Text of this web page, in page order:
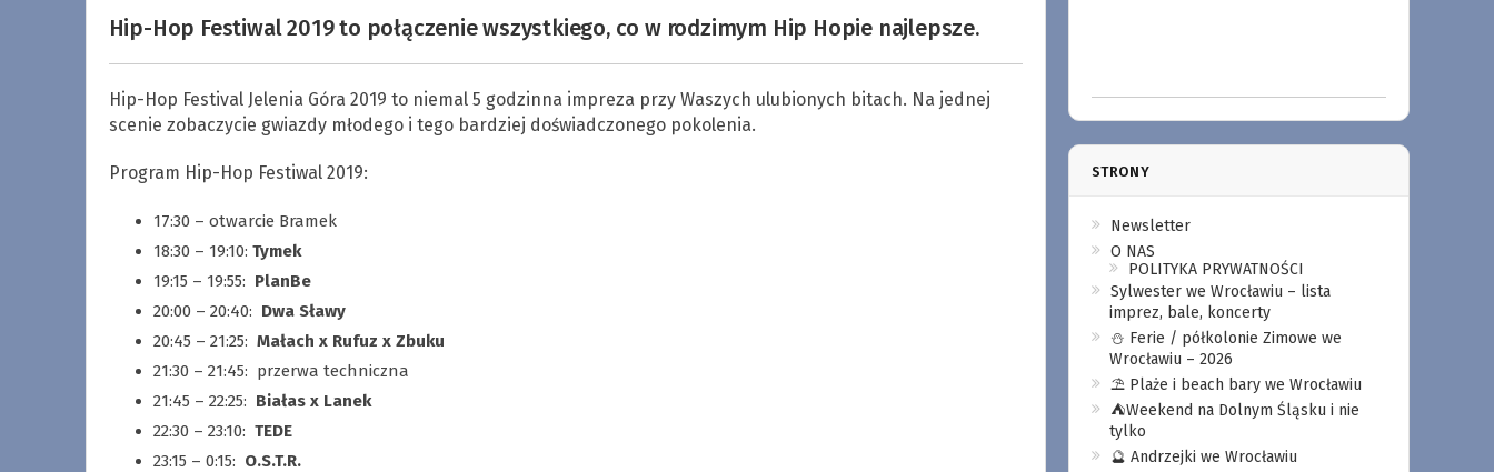
Hip-Hop Festiwal 2019 to połączenie wszystkiego, co w rodzimym Hip Hopie najlepsze.
Hip-Hop Festival Jelenia Góra 2019 to niemal 5 godzinna impreza przy Waszych ulubionych bitach. Na jednej
scenie zobaczycie gwiazdy młodego i tego bardziej doświadczonego pokolenia.
Program Hip-Hop Festiwal 2019:
17:30 – otwarcie Bramek
18:30 – 19:10: Tymek
19:15 – 19:55: PlanBe
20:00 – 20:40: Dwa Sławy
20:45 – 21:25: Małach x Rufuz x Zbuku
21:30 – 21:45: przerwa techniczna
21:45 – 22:25: Białas x Lanek
22:30 – 23:10: TEDE
23:15 – 0:15: O.S.T.R.
STRONY
Newsletter
O NAS
POLITYKA PRYWATNOŚCI
Sylwester we Wrocławiu – lista
imprez, bale, koncerty
⛄️ Ferie / półkolonie Zimowe we
Wrocławiu – 2026
⛱️ Plaże i beach bary we Wrocławiu
⛺️Weekend na Dolnym Śląsku i nie
tylko
🔮 Andrzejki we Wrocławiu